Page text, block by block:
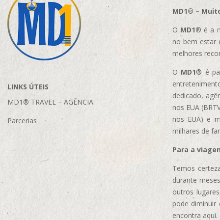
LINKS ÚTEIS
MD1® TRAVEL – AGÊNCIA
Parcerias
MD1® –
O MD1® é a
no bem estar
melhores
O MD1® é
dedicado,
nos EUA
nos EUA) e
milhares de
Para a
Temos
durante
outros
pode diminuir
encontra aqui.